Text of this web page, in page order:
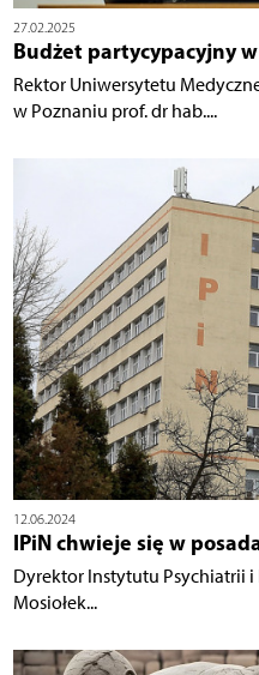
27.02.2025
Budżet partycypacyjny
Rektor Uniwersytetu
w Poznaniu prof. dr hab....
12.06.2024
IPiN chwieje się w
Dyrektor Instytutu Psychiatrii
Mosiołek...